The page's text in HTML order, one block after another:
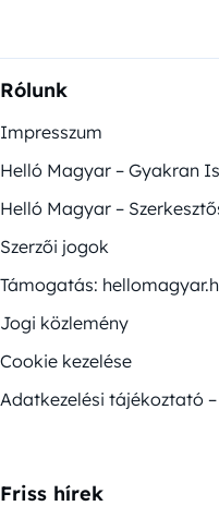
Rólunk
Impresszum
Helló Magyar – Gyakran
Helló Magyar –
Szerzői jogok
Támogatás:
Jogi közlemény
Cookie kezelése
Adatkezelési tájékoztató
Friss hírek